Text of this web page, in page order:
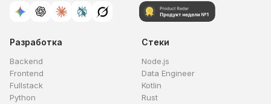
Разработка
Backend
Frontend
Fullstack
Python
Стеки
Node.js
Data Engineer
Kotlin
Rust